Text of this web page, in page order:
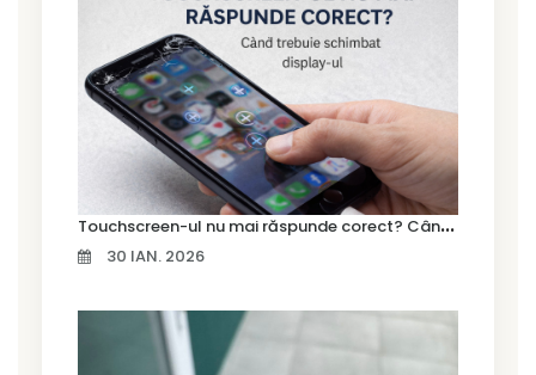
T
ouchscreen-ul nu mai răspunde corect? Când trebuie schimbat display-ul
30 IAN. 2026